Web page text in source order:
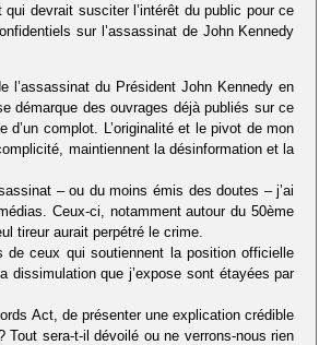
devrait susciter l’intérêt du public pour ce
sur l’assassinat de John Kennedy
du Président John Kennedy en
démarque des ouvrages déjà publiés sur ce
d’un complot. L’originalité et le pivot de mon
maintiennent la désinformation et la
– ou du moins émis des doutes – j’ai
Ceux-ci, notamment autour du 50ème
tireur aurait perpétré le crime.
de ceux qui soutiennent la position officielle
dissimulation que j’expose sont étayées par
Act, de présenter une explication crédible
Tout sera-t-il dévoilé ou ne verrons-nous rien